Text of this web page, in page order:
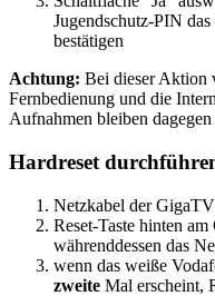
Jugendschutz-PIN
bestätigen
Achtung: Bei dieser Aktion
Fernbedienung und die
Aufnahmen bleiben dagegen
Hardreset
Netzkabel der
Reset-Taste hinten
währenddessen das
wenn das weiße
zweite Mal erscheint,